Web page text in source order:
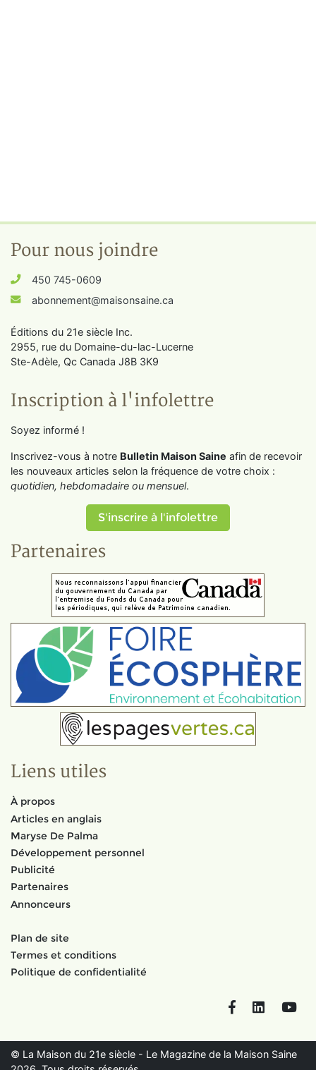
Pour nous joindre
450 745-0609
abonnement@maisonsaine.ca
Éditions du 21e siècle Inc.
2955, rue du Domaine-du-lac-Lucerne
Ste-Adèle, Qc Canada J8B 3K9
Inscription à l'infolettre
Soyez informé !
Inscrivez-vous à notre Bulletin Maison Saine afin de recevoir
les nouveaux articles selon la fréquence de votre choix :
quotidien, hebdomadaire ou mensuel.
S'inscrire à l'infolettre
Partenaires
Liens utiles
À propos
Articles en anglais
Maryse De Palma
Développement personnel
Publicité
Partenaires
Annonceurs
Plan de site
Termes et conditions
Politique de confidentialité
FacebookLinkedIn
© La Maison du 21e siècle - Le Magazine de la Maison Saine